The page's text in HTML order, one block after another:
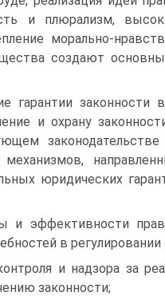
и плюрализм,
морально-
создают
гарантии
и охрану
юридических
и эффективности
в
и надзора за
законности;